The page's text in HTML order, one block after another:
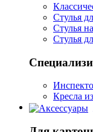
Стулья
Стулья
Стулья
Кресла